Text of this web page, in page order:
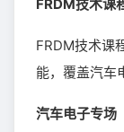
FRDM技术课
FRDM技术课
能，覆盖汽车
汽车电子专场